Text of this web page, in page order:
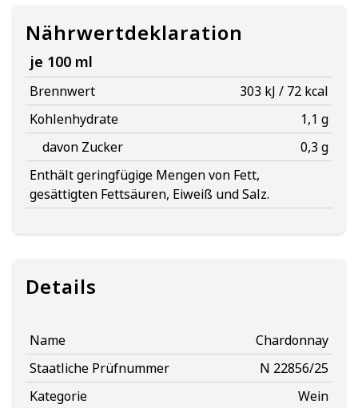
Nährwertdeklaration
je 100 ml
Brennwert
303 kJ / 72 kcal
Kohlenhydrate
1,1 g
davon Zucker
0,3 g
Enthält geringfügige Mengen von Fett,
gesättigten Fettsäuren, Eiweiß und Salz.
Details
Name
Chardonnay
Staatliche Prüfnummer
N 22856/25
Kategorie
Wein